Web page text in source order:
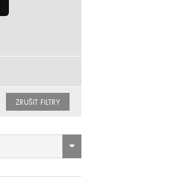
ZRUŠIT FILTRY